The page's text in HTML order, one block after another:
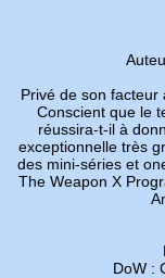
Privé de son facteur
Conscient que le
réussira-t-il à
exceptionnelle très
des mini-séries et
The Weapon X
DoW :